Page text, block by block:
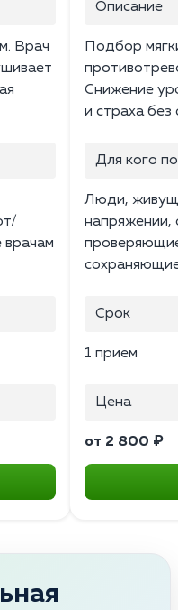
Врач
Описание
Подбор
Снижение
и страха без
Для кого
Люди,
напряжении,
Срок
1 прием
Цена
от 2 800 ₽